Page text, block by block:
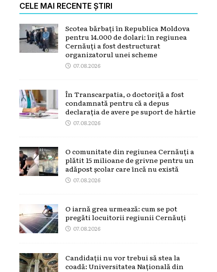
CELE MAI RECENTE ȘTIRI
Scotea bărbați în Republica Moldova
pentru 14.000 de dolari: în regiunea
Cernăuți a fost destructurat
organizatorul unei scheme
07.08.2026
În Transcarpatia, o doctoriță a fost
condamnată pentru că a depus
declarația de avere pe suport de hârtie
07.08.2026
O comunitate din regiunea Cernăuți a
plătit 15 milioane de grivne pentru un
adăpost școlar care încă nu există
07.08.2026
O iarnă grea urmează: cum se pot
pregăti locuitorii regiunii Cernăuți
07.08.2026
Candidații nu vor trebui să stea la
coadă: Universitatea Națională din